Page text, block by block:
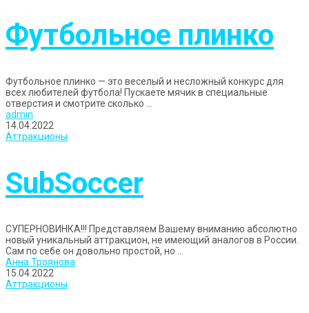
Футбольное плинко
Футбольное плинко — это веселый и несложный конкурс для
всех любителей футбола! Пускаете мячик в специальные
отверстия и смотрите сколько ...
admin
14.04.2022
Аттракционы
SubSoccer
СУПЕРНОВИНКА!!! Представляем Вашему вниманию абсолютно
новый уникальный аттракцион, не имеющий аналогов в России.
Сам по себе он довольно простой, но ...
Анна Троянова
15.04.2022
Аттракционы